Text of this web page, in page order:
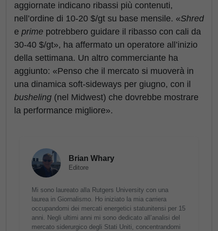
aggiornate indicano ribassi più contenuti,
nell’ordine di 10-20 $/gt su base mensile. «Shred
e prime potrebbero guidare il ribasso con cali da
30-40 $/gt», ha affermato un operatore all’inizio
della settimana. Un altro commerciante ha
aggiunto: «Penso che il mercato si muoverà in
una dinamica soft-sideways per giugno, con il
busheling (nel Midwest) che dovrebbe mostrare
la performance migliore».
Brian Whary
Editore
Mi sono laureato alla Rutgers University con una
laurea in Giornalismo. Ho iniziato la mia carriera
occupandomi dei mercati energetici statunitensi per 15
anni. Negli ultimi anni mi sono dedicato all’analisi del
mercato siderurgico degli Stati Uniti, concentrandomi